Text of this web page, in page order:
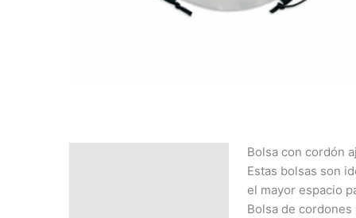
Bolsa con cordón
Estas bolsas son
el mayor espacio
Bolsa de